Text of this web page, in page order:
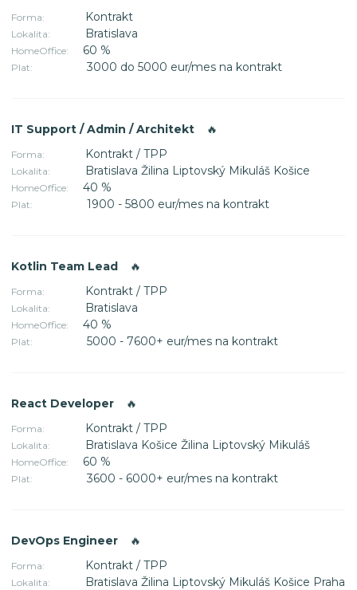
Forma: Kontrakt
Lokalita: Bratislava
HomeOffice: 60 %
Plat: 3000 do 5000 eur/mes na kontrakt
IT Support / Admin / Architekt 🔥
Forma: Kontrakt / TPP
Lokalita: Bratislava Žilina Liptovský Mikuláš Košice
HomeOffice: 40 %
Plat: 1900 - 5800 eur/mes na kontrakt
Kotlin Team Lead 🔥
Forma: Kontrakt / TPP
Lokalita: Bratislava
HomeOffice: 40 %
Plat: 5000 - 7600+ eur/mes na kontrakt
React Developer 🔥
Forma: Kontrakt / TPP
Lokalita: Bratislava Košice Žilina Liptovský Mikuláš
HomeOffice: 60 %
Plat: 3600 - 6000+ eur/mes na kontrakt
DevOps Engineer 🔥
Forma: Kontrakt / TPP
Lokalita: Bratislava Žilina Liptovský Mikuláš Košice Praha